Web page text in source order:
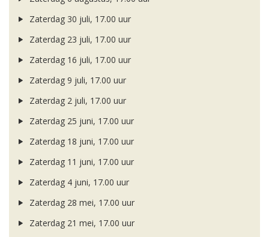
Zaterdag 30 juli, 17.00 uur
Zaterdag 23 juli, 17.00 uur
Zaterdag 16 juli, 17.00 uur
Zaterdag 9 juli, 17.00 uur
Zaterdag 2 juli, 17.00 uur
Zaterdag 25 juni, 17.00 uur
Zaterdag 18 juni, 17.00 uur
Zaterdag 11 juni, 17.00 uur
Zaterdag 4 juni, 17.00 uur
Zaterdag 28 mei, 17.00 uur
Zaterdag 21 mei, 17.00 uur